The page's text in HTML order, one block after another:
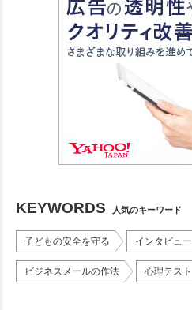
KEYWORDS 人気のキーワード
子どもの安全を守る インタビュー
ビジネスメールの作法 心理テスト